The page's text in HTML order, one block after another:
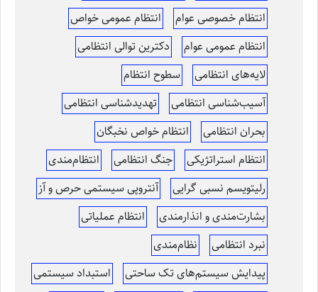
انتظام خصوصی عوام
انتظام عمومی خواص
انتظام عمومی عوام
دکترین توالی انتظامی
لایه‌های انتظامی
سطوح انتظام
آسیب‌شناسی انتظامی
تهدیدشناسی انتظامی
بحران انتظامی
انتظام خواص نخبگان
انتظام استراتژیکی
جنگ انتظامی
انتظام‌مندی
رلیتویسم نسبی گرایی
آنتروپی سیستمی حرص و آز
بشارت‌مندی و انذارمندی
انتظام عملیاتی
نبرد انتظامی
نظام‌مندی
پیدایش سیستم‌های تک ساحتی
استبداد سیستمی